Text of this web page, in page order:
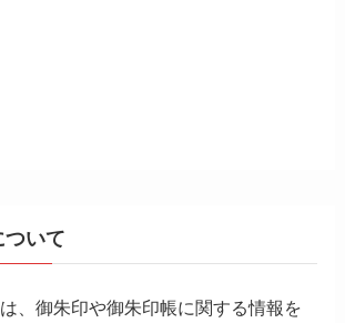
ついて
は、御朱印や御朱印帳に関する情報を